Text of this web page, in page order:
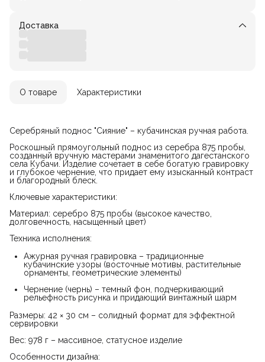
Доставка
О товаре Характеристики
Серебряный поднос "Сияние" – кубачинская ручная работа.
Роскошный прямоугольный поднос из серебра 875 пробы,
созданный вручную мастерами знаменитого дагестанского
села Кубачи. Изделие сочетает в себе богатую гравировку
и глубокое чернение, что придает ему изысканный контраст
и благородный блеск.
Ключевые характеристики:
Материал: серебро 875 пробы (высокое качество,
долговечность, насыщенный цвет)
Техника исполнения:
Ажурная ручная гравировка – традиционные
кубачинские узоры (восточные мотивы, растительные
орнаменты, геометрические элементы)
Чернение (чернь) – темный фон, подчеркивающий
рельефность рисунка и придающий винтажный шарм
Размеры: 42 × 30 см – солидный формат для эффектной
сервировки
Вес: 978 г – массивное, статусное изделие
Особенности дизайна: